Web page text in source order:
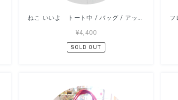
ねこ いいよ トート中 / バッグ / アッコモン
¥4,400
SOLD OUT